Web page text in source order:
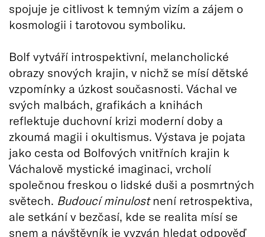
spojuje je citlivost k temným vizím a zájem o
kosmologii i tarotovou symboliku.
Bolf vytváří introspektivní, melancholické
obrazy snových krajin, v nichž se mísí dětské
vzpomínky a úzkost současnosti. Váchal ve
svých malbách, grafikách a knihách
reflektuje duchovní krizi moderní doby a
zkoumá magii i okultismus. Výstava je pojata
jako cesta od Bolfových vnitřních krajin k
Váchalově mystické imaginaci, vrcholí
společnou freskou o lidské duši a posmrtných
světech. Budoucí minulostnení retrospektiva,
ale setkání v bezčasí, kde se realita mísí se
snem a návštěvník je vyzván hledat odpověď